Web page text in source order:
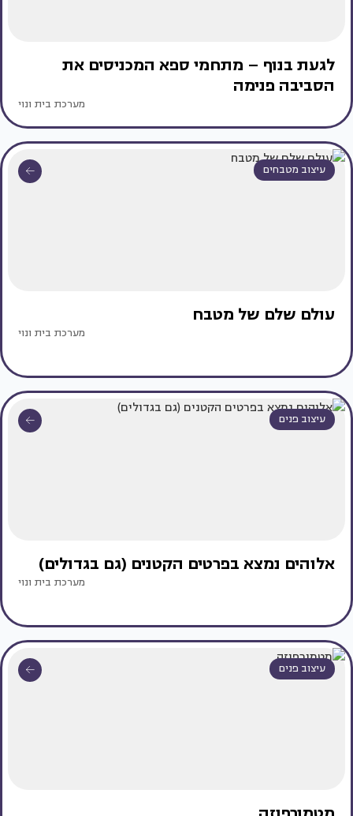
לגעת בנוף – מתחמי ספא המכניסים את
הסביבה פנימה
מערכת בית ונוי
עיצוב מטבחים
עולם שלם של מטבח
מערכת בית ונוי
עיצוב פנים
אלוהים נמצא בפרטים הקטנים (גם בגדולים)
מערכת בית ונוי
עיצוב פנים